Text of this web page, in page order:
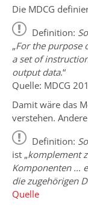
Die MDCG
Definition:
„For the purpose
a set of
output data.“
Quelle: MDCG
Damit wäre das
verstehen.
Definition:
ist „komplement
Komponenten …
die zugehörigen
Quelle